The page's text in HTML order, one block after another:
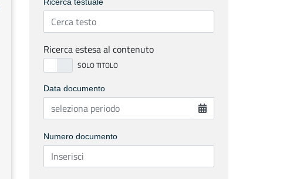
Ricerca estesa al contenuto
Data documento
Numero documento